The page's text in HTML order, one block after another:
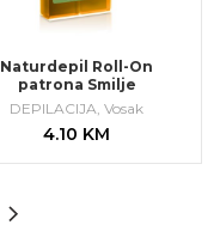
Naturdepil Roll-On
patrona Smilje
DEPILACIJA,Vosak
4.10 KM